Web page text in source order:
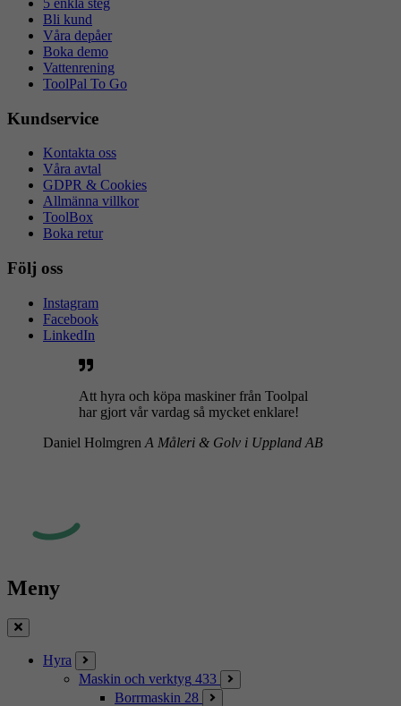
5 enkla steg
Bli kund
Våra depåer
Boka demo
Vattenrening
ToolPal To Go
Kundservice
Kontakta oss
Våra avtal
GDPR & Cookies
Allmänna villkor
ToolBox
Boka retur
Följ oss
Instagram
Facebook
LinkedIn
Att hyra och köpa maskiner från Toolpal
har gjort vår vardag så mycket enklare!
Daniel Holmgren A Måleri & Golv i Uppland AB
Meny
Stäng
Hyra
Maskin och verktyg 433
Borrmaskin 28